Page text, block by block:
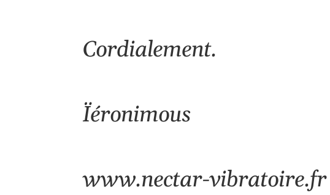
Cordialement.
Ïéronimous
www.nectar-vibratoire.fr